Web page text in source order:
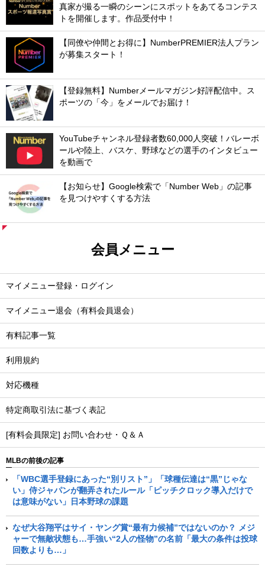
真家が撮る一瞬のシーンにスポットをあてるコンテス
トを開催します。作品受付中！
【同僚や仲間とお得に】NumberPREMIER法人プラン
が募集スタート！
【登録無料】Numberメールマガジン好評配信中。ス
ポーツの「今」をメールでお届け！
YouTubeチャンネル登録者数60,000人突破！バレーボ
ールや陸上、バスケ、野球などの選手のインタビュー
を動画で
【お知らせ】Google検索で「Number Web」の記事
を見つけやすくする方法
会員メニュー
マイメニュー登録・ログイン
マイメニュー退会（有料会員退会）
有料記事一覧
利用規約
対応機種
特定商取引法に基づく表記
[有料会員限定] お問い合わせ・Ｑ＆Ａ
MLBの前後の記事
「WBC選手登録にあった“別リスト”」「球種伝達は“黒”じゃな
い」侍ジャパンが翻弄されたルール「ピッチクロック導入だけで
は意味がない」日本野球の課題
なぜ大谷翔平はサイ・ヤング賞“最有力候補”ではないのか？ メジ
ャーで無敵状態も…手強い“2人の怪物”の名前「最大の条件は投球
回数よりも…」